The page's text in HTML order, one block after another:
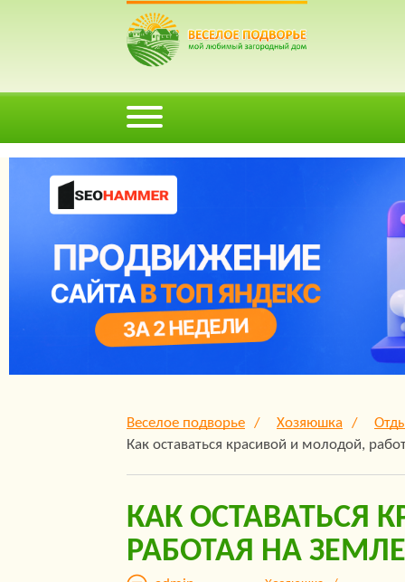
Веселое подворье Хозяюшка
Как оставаться красивой и молодой,
КАК ОСТАВАТЬСЯ
РАБОТАЯ НА ЗЕМЛЕ